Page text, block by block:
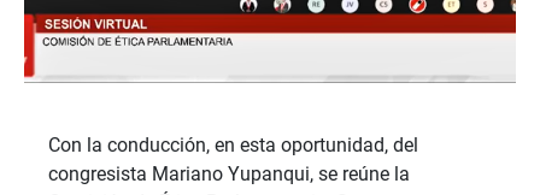
Con la conducción, en esta oportunidad, del
congresista Mariano Yupanqui, se reúne la